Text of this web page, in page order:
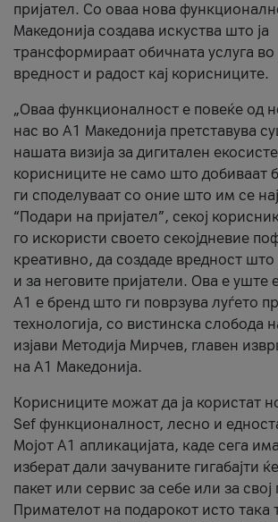
пријател. Со оваа нова
Македонија создава искуства што ја
трансформираат обичната услуга во
вредност и радост кај корисниците.
„Оваа функционалност е повеќе од
нас во А1 Македонија претставува
нашата визија за дигитален
корисниците не само што добиваат
ги споделуваат со оние што им се
“Подари на пријател”, секој
го искористи своето секојдневие
креативно, да создаде вредност што
и за неговите пријатели. Ова е уште
А1 е бренд што ги поврзува луѓето
технологија, со вистинска слобода
изјави Методија Мирчев, главен
на А1 Македонија.
Корисниците можат да ја користат
Sef функционалност, лесно и
Мојот А1 апликацијата, каде сега
изберат дали зачуваните гигабајти
пакет или сервис за себе или за свој
Примателот на подарокот исто така